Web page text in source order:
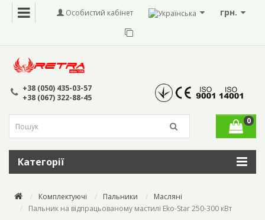
грн.
Особистий кабінет
+38 (050) 435-03-57
+38 (067) 322-88-45
0
Категорії
Комплектуючі Пальники
Масляні
Пальник на відпрацьованому мастилі Eko-Star 250-300 кВт